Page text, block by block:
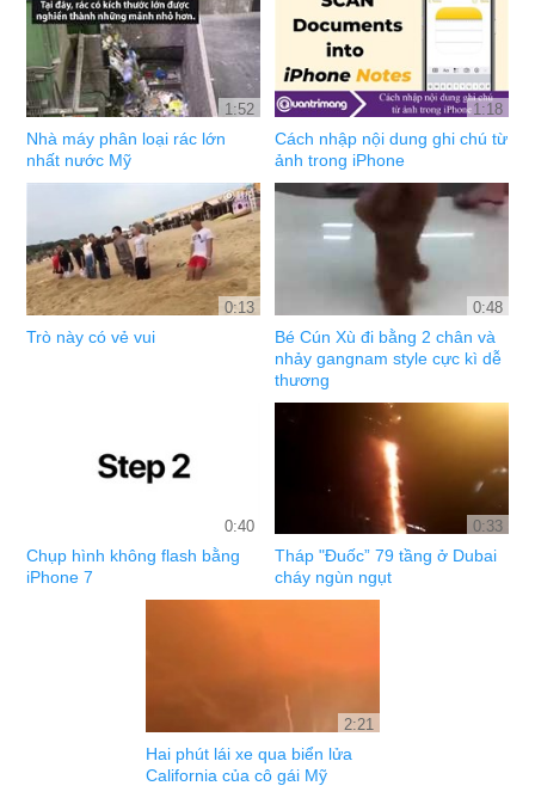
1:52
Nhà máy phân loại rác lớn
nhất nước Mỹ
1:18
Cách nhập nội dung ghi chú từ
ảnh trong iPhone
0:13
Trò này có vẻ vui
0:48
Bé Cún Xù đi bằng 2 chân và
nhảy gangnam style cực kì dễ
thương
0:40
Chụp hình không flash bằng
iPhone 7
0:33
Tháp "Đuốc” 79 tầng ở Dubai
cháy ngùn ngụt
2:21
Hai phút lái xe qua biển lửa
California của cô gái Mỹ